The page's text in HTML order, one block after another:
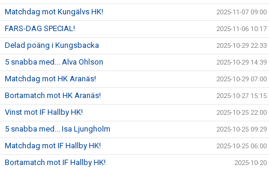
Matchdag mot Kungälvs HK! 2025-11-07 09:00
FARS-DAG SPECIAL! 2025-11-06 10:17
Delad poäng i Kungsbacka 2025-10-29 22:33
5 snabba med... Alva Ohlson 2025-10-29 14:39
Matchdag mot HK Aranäs! 2025-10-29 07:00
Bortamatch mot HK Aranäs! 2025-10-27 15:15
Vinst mot IF Hallby HK! 2025-10-25 22:00
5 snabba med... Isa Ljungholm 2025-10-25 09:29
Matchdag mot IF Hallby HK! 2025-10-25 06:00
Bortamatch mot IF Hallby HK! 2025-10-20